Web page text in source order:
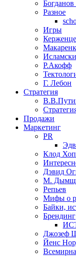
Разное
Игры
Р.Акофф
​Г. Лебон
Стратегия
Продажи
Маркетинг
PR
Клод
Дэвид
М.
Репьев
Мифы о
Байки,
Брендинг
Джозеф
​Йенс